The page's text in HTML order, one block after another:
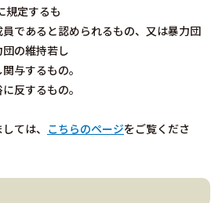
規定するも
あると認められるもの、又は暴力団
の維持若し
するもの。
反するもの。
ては、 こちらのページをご覧くださ